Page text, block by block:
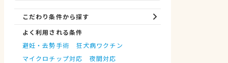
こだわり条件から探す
よく利用される条件
避妊・去勢手術
狂犬病ワクチン
マイクロチップ対応
夜間対応